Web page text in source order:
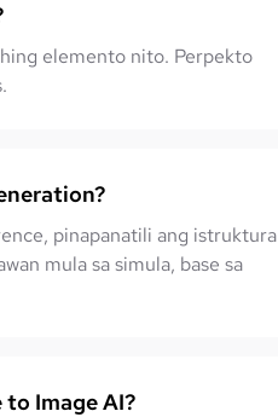
elemento nito. Perpekto
pinapanatili ang istruktura
mula sa simula, base sa
Image AI?